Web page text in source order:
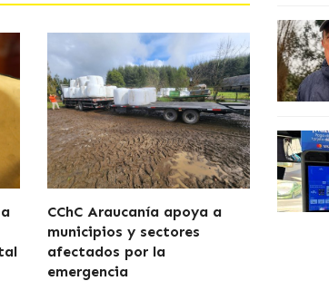
CChC Araucanía apoya a
municipios y sectores
afectados por la
emergencia